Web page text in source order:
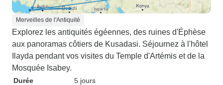
Merveilles de l'Antiquité
Explorez les antiquités égéennes, des ruines d'Éphèse
aux panoramas côtiers de Kusadasi. Séjournez à l'hôtel
Ilayda pendant vos visites du Temple d'Artémis et de la
Mosquée Isabey.
Durée
5 jours